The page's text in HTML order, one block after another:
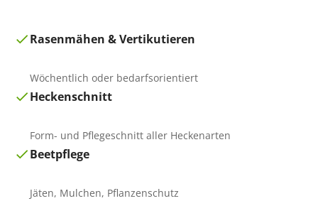
Rasenmähen & Vertikutieren
Wöchentlich oder bedarfsorientiert
Heckenschnitt
Form- und Pflegeschnitt aller Heckenarten
Beetpflege
Jäten, Mulchen, Pflanzenschutz